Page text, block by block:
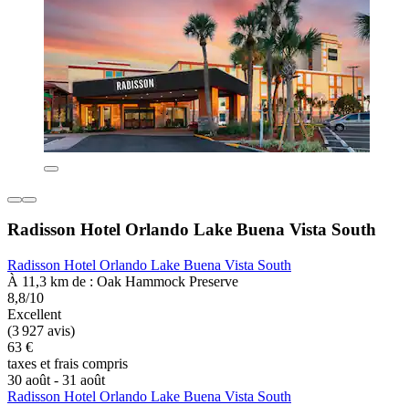
Radisson Hotel Orlando Lake Buena Vista South
Radisson Hotel Orlando Lake Buena Vista South
À 11,3 km de : Oak Hammock Preserve
8,8/10
Excellent
(3 927 avis)
63 €
taxes et frais compris
30 août - 31 août
Radisson Hotel Orlando Lake Buena Vista South